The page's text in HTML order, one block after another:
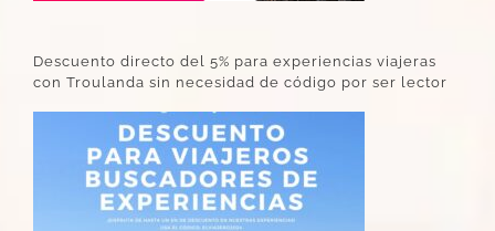
Descuento directo del 5% para experiencias viajeras
con Troulanda sin necesidad de código por ser lector